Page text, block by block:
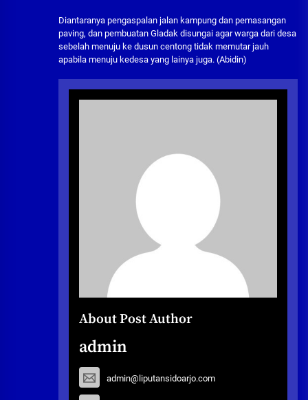
Diantaranya pengaspalan jalan kampung dan pemasangan
paving, dan pembuatan Gladak disungai agar warga dari desa
sebelah menuju ke dusun centong tidak memutar jauh
apabila menuju kedesa yang lainya juga. (Abidin)
About Post Author
admin
admin@liputansidoarjo.com